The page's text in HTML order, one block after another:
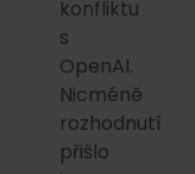
konfliktu
s
OpenAI.
Nicméně
rozhodnutí
přišlo